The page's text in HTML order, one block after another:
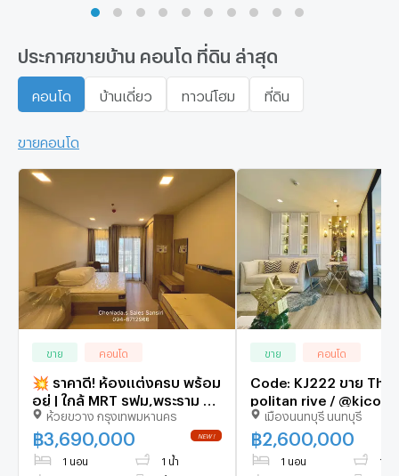
ประกาศขายบ้าน คอนโด ที่ดิน ล่าสุด
คอนโด บ้านเดี่ยว ทาวน์โฮม ที่ดิน
ขายคอนโด
ขาย คอนโด
💥 ราคาดี! ห้องแต่งครบ พร้อม
อยู่ | ใกล้ MRT รฟม,พระราม 9 |
เพียง 3.69 ล้านบาท
ห้วยขวาง กรุงเทพมหานคร
฿3,690,000
1 นอน 1 น้ำ
ขาย คอนโด
Code: KJ222 ขาย The
politan rive / @kjcondo
(มี@ข้างหน้าด้วยนะคะ)
เมืองนนทบุรี นนทบุรี
฿2,600,000
1 นอน 1 น้ำ